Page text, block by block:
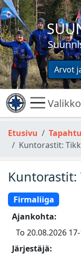
Arvot
Valikko
Etusivu
Kuntorastit:
Kuntorastit:
Firmaliiga
Ajankohta:
To 20.08.2026
Järjestäjä: